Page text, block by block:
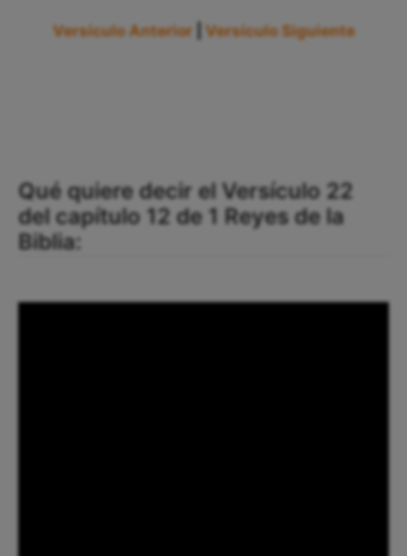
Versículo Anterior Versículo Siguiente
Qué quiere decir el Versículo 22
del capítulo 12 de 1 Reyes de la
Biblia: